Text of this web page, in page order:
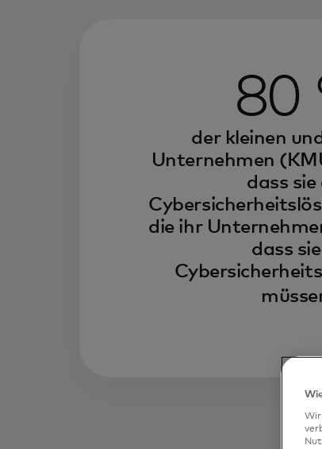
80
der kleinen
Unternehmen
dass sie
die ihr
dass
Wir